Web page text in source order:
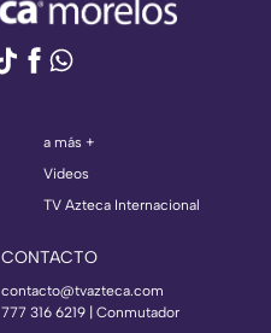
a más +
Videos
TV Azteca Internacional
CONTACTO
contacto@tvazteca.com
777 316 6219 | Conmutador